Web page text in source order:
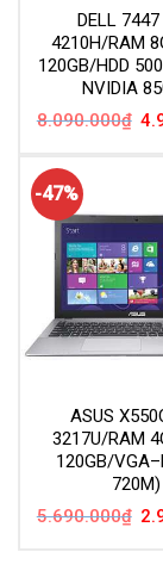
DELL
4210H/RAM
120GB/HDD
NVIDIA
8.090.000₫ Giá
-47%
ASUS
3217U/RAM
120GB/
720M)
5.690.000₫ Giá